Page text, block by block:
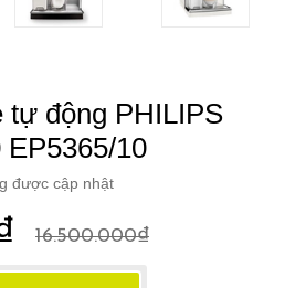
tự động PHILIPS
10
được cập nhật
16.500.000₫